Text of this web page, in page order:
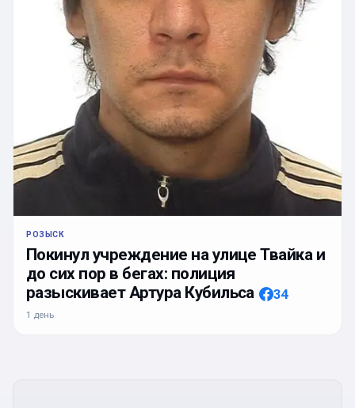
РОЗЫСК
Покинул учреждение на улице Твайка и
до сих пор в бегах: полиция
разыскивает Артура Кубильса
34
1 день